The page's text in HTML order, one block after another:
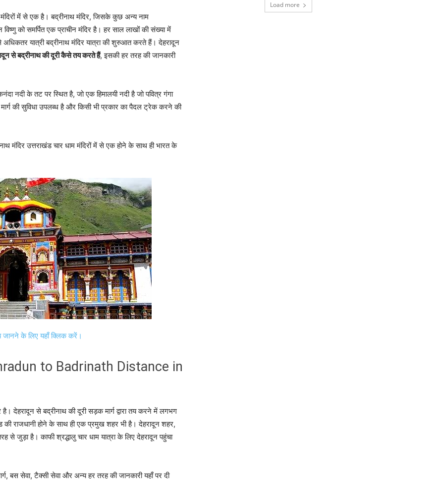
मंदिरों में से एक है। बद्रीनाथ मंदिर, जिसके कुछ अन्य नाम
विष्णु को समर्पित एक प्राचीन मंदिर है। हर साल लाखों की संख्या में
यात्री बद्रीनाथ मंदिर यात्रा की शुरुआत करते हैं। देहरादून
से बद्रीनाथ की दूरी कैसे तय करते हैं, इसकी हर तरह की जानकारी
नदी के तट पर स्थित है, जो एक हिमालयी नदी है जो पवित्र गंगा
की सुविधा उपलब्ध है और किसी भी प्रकार का पैदल ट्रेक करने की
मंदिर उत्तराखंड चार धाम मंदिरों में से एक होने के साथ ही भारत के
जानने के लिए यहाँ क्लिक करें।
to Badrinath Distance in
देहरादून से बद्रीनाथ की दूरी सड़क मार्ग द्वारा तय करने में लगभग
राजधानी होने के साथ ही एक प्रमुख शहर भी है। देहरादून शहर,
से जुड़ा है। काफी श्रद्धालु चार धाम यात्रा के लिए देहरादून पहुंचा
बस सेवा, टैक्सी सेवा और अन्य हर तरह की जानकारी यहाँ पर दी
Load more